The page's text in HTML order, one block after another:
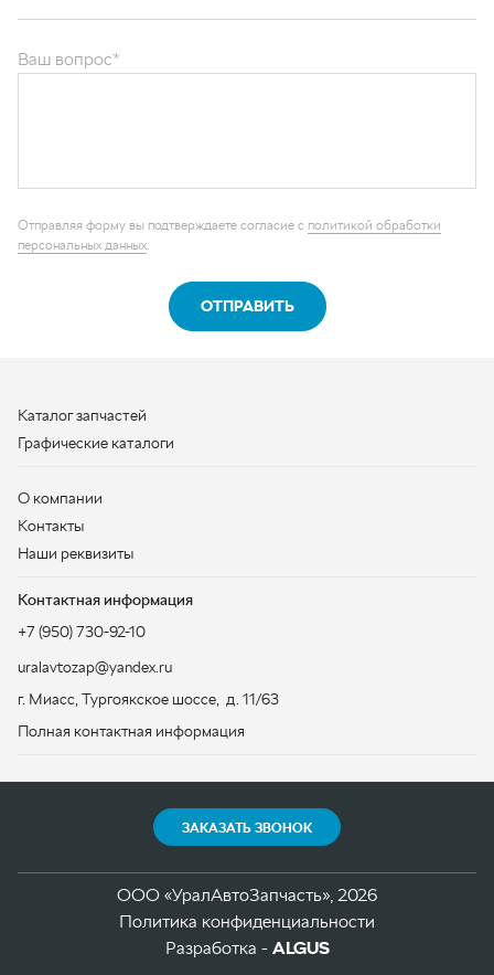
персональных данных
Каталог запчастей
Контактная информация
+7 (950) 730-92-10
uralavtozap@yandex.ru
г. Миасс, Тургоякское шоссе, д. 11/63
Полная контактная информация
Политика конфиденциальности